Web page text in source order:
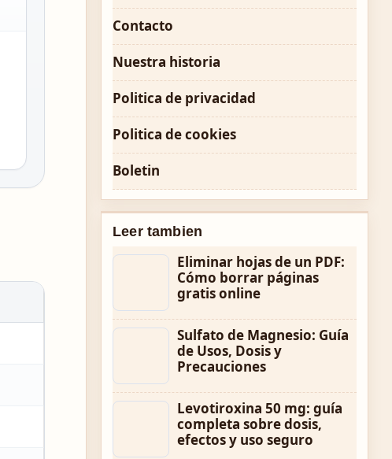
Contacto
Nuestra historia
Politica de privacidad
Politica de cookies
Boletin
Leer tambien
Eliminar hojas de un PDF:
Cómo borrar páginas
gratis online
Sulfato de Magnesio: Guía
de Usos, Dosis y
Precauciones
Levotiroxina 50 mg: guía
completa sobre dosis,
efectos y uso seguro